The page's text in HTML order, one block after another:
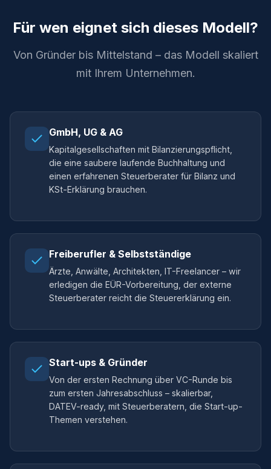
Für wen eignet sich dieses Modell?
Von Gründer bis Mittelstand – das Modell skaliert
mit Ihrem Unternehmen.
GmbH, UG & AG
Kapitalgesellschaften mit Bilanzierungspflicht,
die eine saubere laufende Buchhaltung und
einen erfahrenen Steuerberater für Bilanz und
KSt-Erklärung brauchen.
Freiberufler & Selbstständige
Ärzte, Anwälte, Architekten, IT-Freelancer – wir
erledigen die EÜR-Vorbereitung, der externe
Steuerberater reicht die Steuererklärung ein.
Start-ups & Gründer
Von der ersten Rechnung über VC-Runde bis
zum ersten Jahresabschluss – skalierbar,
DATEV-ready, mit Steuerberatern, die Start-up-
Themen verstehen.